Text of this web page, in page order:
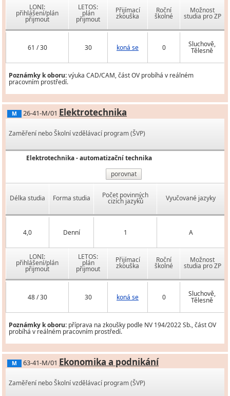
LONI:
přihlášení/plán
přijmout
LETOS:
plán
přijmout
Přijímací
zkouška
Roční
školné
Možnost
studia pro ZP
61 / 30 30 koná se 0 Sluchově,
Tělesně
Poznámky k oboru:výuka CAD/CAM, část OV probíhá v reálném
pracovním prostředí.
M 26-41-M/01 Elektrotechnika
Zaměření nebo Školní vzdělávací program (ŠVP)
Elektrotechnika - automatizační technika
porovnat
Délka studia Forma studia Počet povinných
cizích jazyků Vyučované jazyky
4,0 Denní 1 A
LONI:
přihlášení/plán
přijmout
LETOS:
plán
přijmout
Přijímací
zkouška
Roční
školné
Možnost
studia pro ZP
48 / 30 30 koná se 0 Sluchově,
Tělesně
Poznámky k oboru: příprava na zkoušky podle NV 194/2022 Sb., část OV
probíhá v reálném pracovním prostředí.
M 63-41-M/01 Ekonomika a podnikání
Zaměření nebo Školní vzdělávací program (ŠVP)